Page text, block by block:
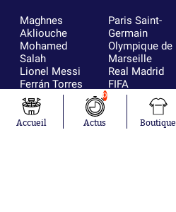
Maghnes
Akliouche
Mohamed
Salah
Lionel Messi
Ferrán Torres
Kilian Corredor
Franco
Mastantuono
Paris Saint-
Germain
Olympique de
Marseille
Real Madrid
FIFA
Olympique
AS Monaco
Accueil
0
Actus Boutique